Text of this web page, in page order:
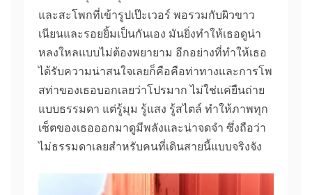
และสะโพกที่เข้ารูปเป๊ะเวอร์ พอรวมกับผิวขาว
เนียนและรอยยิ้มเป็นกันเอง มันยิ่งทำให้เธอดูน่า
หลงใหลแบบไม่ต้องพยายาม อีกอย่างที่ทำให้เธอ
ได้รับความน่าสนใจเลยก็คือคือท่าทางและการโพ
สท่าของเธอบอกเลยว่าโปรมาก ไม่ใช่แค่ยืนถ่าย
แบบธรรมดา แต่รู้มุม รู้แสง รู้สไตล์ ทำให้ภาพทุก
เซ็ตของเธอออกมาดูมีพลังและน่าจดจำ ซึ่งถือว่า
ไม่ธรรมดาเลยสำหรับคนที่เดินสายนี้แบบจริงจัง